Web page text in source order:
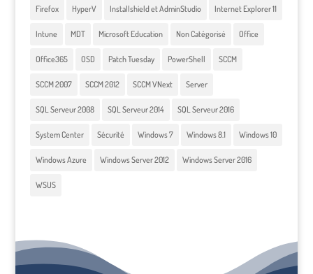
Firefox HyperV Installshield et AdminStudio Internet Explorer 11
Intune MDT Microsoft Education Non Catégorisé Office
Office365 OSD Patch Tuesday PowerShell SCCM
SCCM 2007 SCCM 2012 SCCM VNext Server
SQL Serveur 2008 SQL Serveur 2014 SQL Serveur 2016
System Center Sécurité Windows 7 Windows 8.1 Windows 10
Windows Azure Windows Server 2012 Windows Server 2016
WSUS